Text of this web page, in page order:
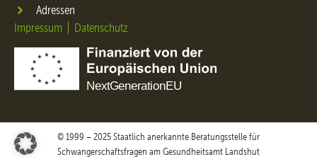
Adressen
Impressum
Datenschutz
© 1999 – 2025 Staatlich anerkannte Beratungsstelle für
Schwangerschaftsfragen am Gesundheitsamt Landshut